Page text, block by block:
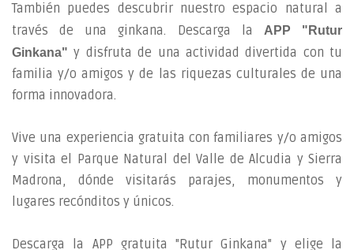
También puedes descubrir nuestro espacio natural a
través de una ginkana. Descarga la
APP "Rutur
Ginkana" y disfruta de una actividad divertida con tu
familia y/o amigos y de las riquezas culturales de una
forma innovadora.
Vive una experiencia gratuita con familiares y/o amigos
y visita el Parque Natural del Valle de Alcudia y Sierra
Madrona, dónde visitarás parajes, monumentos y
lugares recónditos y únicos.
Descarga la APP gratuita "Rutur Ginkana" y elige la